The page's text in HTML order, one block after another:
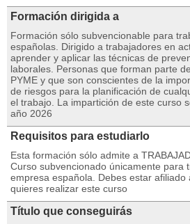
Formación dirigida a
Formación sólo subvencionable para
españolas. Dirigido a trabajadores en
aprender y aplicar las técnicas de
laborales. Personas que forman parte
PYME y que son conscientes de la
de riesgos para la planificación de
el trabajo. La impartición de este curso
año 2026
Requisitos para estudiarlo
Esta formación sólo admite a
Curso subvencionado únicamente para
empresa española. Debes estar afiliado
quieres realizar este curso
Título que conseguirás